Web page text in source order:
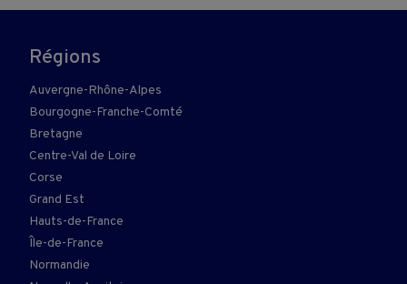
Régions
Auvergne-Rhône-Alpes
Bourgogne-Franche-Comté
Bretagne
Centre-Val de Loire
Corse
Grand Est
Hauts-de-France
Île-de-France
Normandie